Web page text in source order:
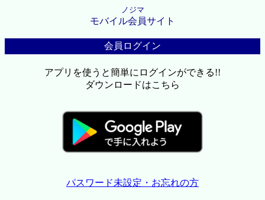
ノジマ
モバイル会員サイト
会員ログイン
アプリを使うと簡単にログインができる!!
ダウンロードはこちら
パスワード未設定・お忘れの方